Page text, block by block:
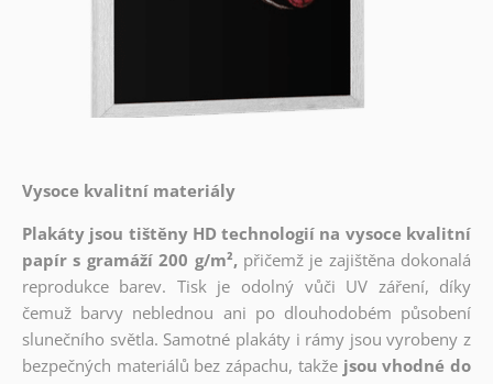
Vysoce kvalitní materiály
Plakáty jsou tištěny HD technologií na vysoce kvalitní
papír s gramáží 200 g/m², přičemž je zajištěna dokonalá
reprodukce barev. Tisk je odolný vůči UV záření, díky
čemuž barvy neblednou ani po dlouhodobém působení
slunečního světla. Samotné plakáty i rámy jsou vyrobeny z
bezpečných materiálů bez zápachu, takže jsou vhodné do